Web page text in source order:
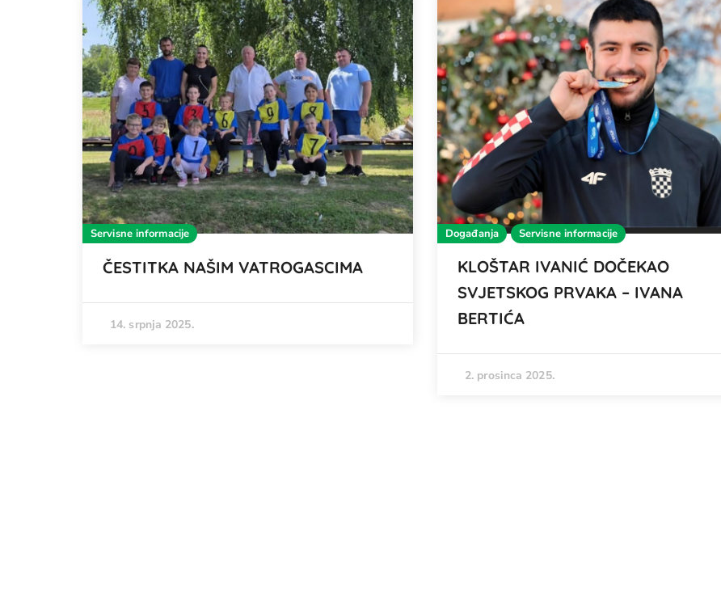
Servisne informacije
ČESTITKA NAŠIM VATROGASCIMA
14. srpnja 2025.
Događanja Servisne informacije
KLOŠTAR IVANIĆ DOČEKAO
SVJETSKOG PRVAKA – IVANA
BERTIĆA
2. prosinca 2025.